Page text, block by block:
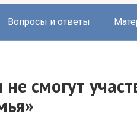
Вопросы и ответы
смогут